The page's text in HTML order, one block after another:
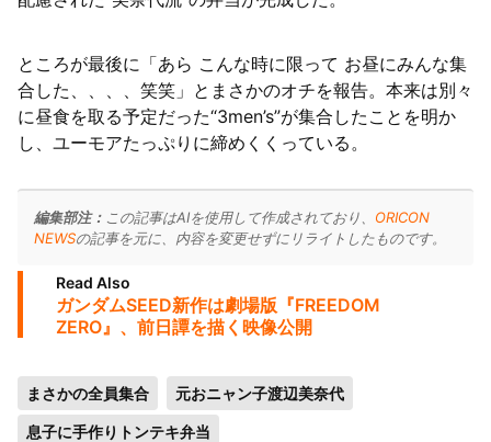
ところが最後に「あら こんな時に限って お昼にみんな集
合した、、、、笑笑」とまさかのオチを報告。本来は別々
に昼食を取る予定だった“3men’s”が集合したことを明か
し、ユーモアたっぷりに締めくくっている。
編集部注： この記事はAIを使用して作成されており、 ORICON
NEWSの記事を元に、内容を変更せずにリライトしたものです。
Read Also
ガンダムSEED新作は劇場版『FREEDOM
ZERO』、前日譚を描く映像公開
まさかの全員集合 元おニャン子渡辺美奈代
息子に手作りトンテキ弁当